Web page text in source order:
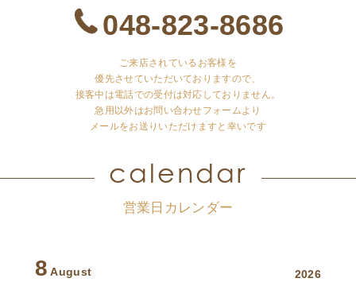
048-823-8686
ご来店されているお客様を
優先させていただいておりますので、
接客中は電話での受付は対応しておりません。
急用以外はお問い合わせフォームより
メールをお送りいただけますと幸いです
calendar
営業日カレンダー
8 August 2026